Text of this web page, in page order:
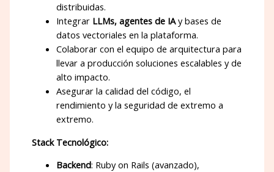
distribuidas.
Integrar LLMs, agentes de IAy bases de
datos vectoriales en la plataforma.
Colaborar con el equipo de arquitectura para
llevar a producción soluciones escalables y de
alto impacto.
Asegurar la calidad del código, el
rendimiento y la seguridad de extremo a
extremo.
Stack Tecnológico:
Backend: Ruby on Rails (avanzado),